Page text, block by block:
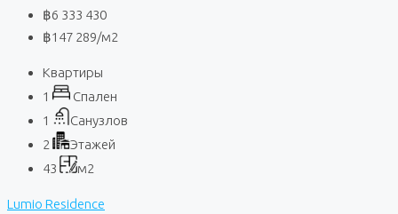
฿6 333 430
฿147 289/м2
Квартиры
1
Спален
1
Санузлов
2
Этажей
43
м2
Lumio Residence